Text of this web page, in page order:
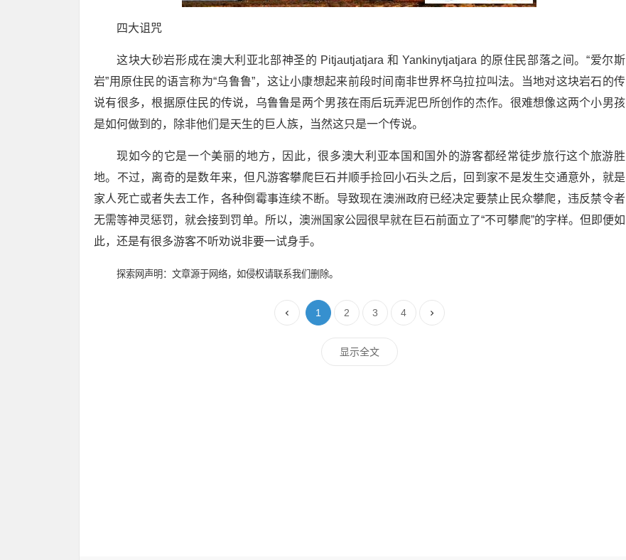
四大诅咒
这块大砂岩形成在澳大利亚北部神圣的 Pitjautjatjara 和 Yankinytjatjara 的原住民部落之间。“爱尔斯
岩”用原住民的语言称为“乌鲁鲁”，这让小康想起来前段时间南非世界杯乌拉拉叫法。当地对这块岩石的传
说有很多，根据原住民的传说，乌鲁鲁是两个男孩在雨后玩弄泥巴所创作的杰作。很难想像这两个小男孩
是如何做到的，除非他们是天生的巨人族，当然这只是一个传说。
现如今的它是一个美丽的地方，因此，很多澳大利亚本国和国外的游客都经常徒步旅行这个旅游胜
地。不过，离奇的是数年来，但凡游客攀爬巨石并顺手捡回小石头之后，回到家不是发生交通意外，就是
家人死亡或者失去工作，各种倒霉事连续不断。导致现在澳洲政府已经决定要禁止民众攀爬，违反禁令者
无需等神灵惩罚，就会接到罚单。所以，澳洲国家公园很早就在巨石前面立了“不可攀爬”的字样。但即便如
此，还是有很多游客不听劝说非要一试身手。
探索网声明：文章源于网络，如侵权请联系我们删除。
1 2 3 4
显示全文